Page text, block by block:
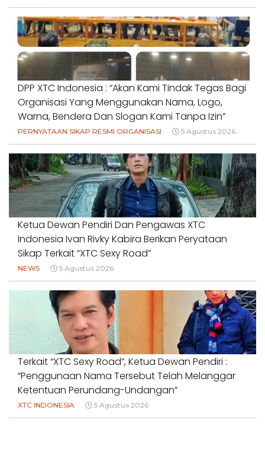
DPP XTC Indonesia : “Akan Kami Tindak Tegas Bagi
Organisasi Yang Menggunakan Nama, Logo,
Warna, Bendera Dan Slogan Kami Tanpa Izin”
PERNYATAAN SIKAP RESMI ORGANISASI 5 Agustus 2026
Ketua Dewan Pendiri Dan Pengawas XTC
Indonesia Ivan Rivky Kabira Berikan Peryataan
Sikap Terkait “XTC Sexy Road”
NEWS 5 Agustus 2026
Terkait “XTC Sexy Road”, Ketua Dewan Pendiri :
“Penggunaan Nama Tersebut Telah Melanggar
Ketentuan Perundang-Undangan”
XTC INDONESIA 5 Agustus 2026